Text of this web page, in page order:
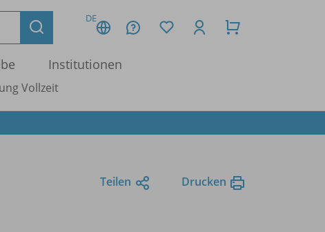
DE
Institutionen
Vollzeit
Teilen Drucken